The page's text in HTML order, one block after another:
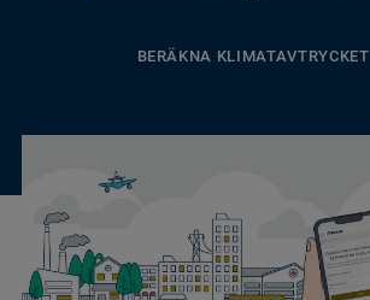
BERÄKNA KLIMATAVTRYCKET